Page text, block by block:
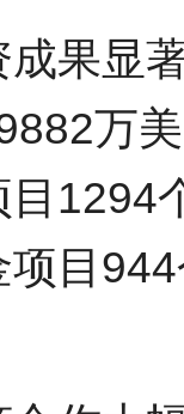
成果显
万
目1294
项目